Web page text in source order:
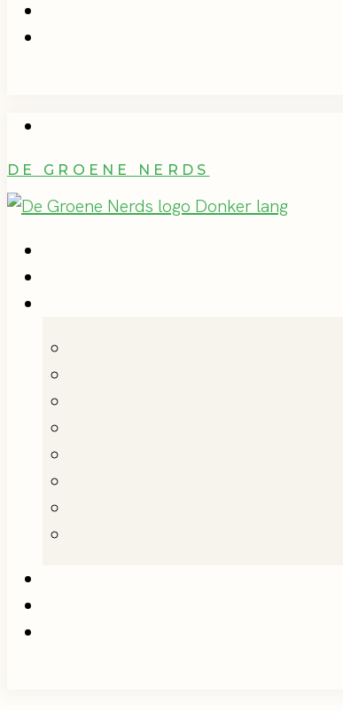
DE GROENE NERDS